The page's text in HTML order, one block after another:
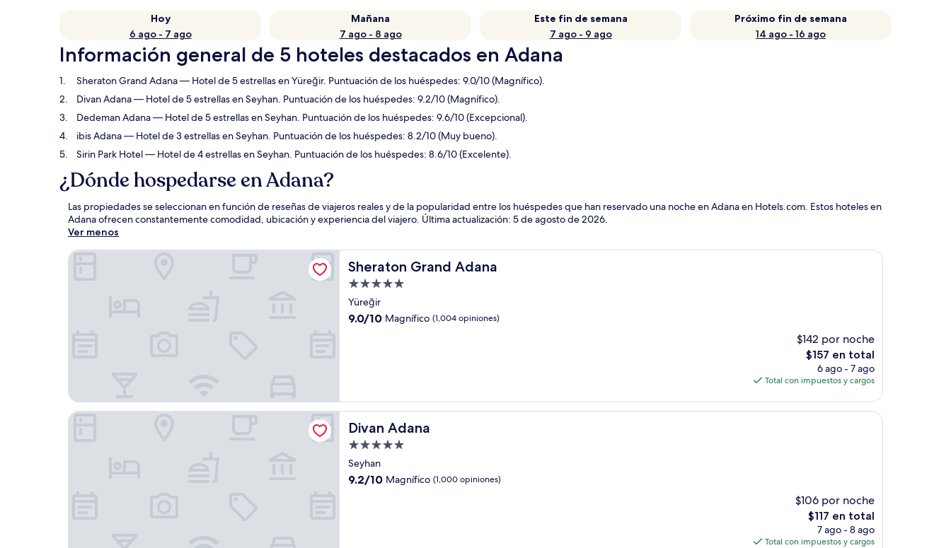
Hoy
6 ago - 7 ago
Mañana
7 ago - 8 ago
Este fin de semana
7 ago - 9 ago
Próximo fin de semana
14 ago - 16 ago
Información general de 5 hoteles destacados en Adana
Sheraton Grand Adana— Hotel de 5 estrellas en Yüreğir. Puntuación de los huéspedes: 9.0/10 (Magnífico).
Divan Adana— Hotel de 5 estrellas en Seyhan. Puntuación de los huéspedes: 9.2/10 (Magnífico).
Dedeman Adana— Hotel de 5 estrellas en Seyhan. Puntuación de los huéspedes: 9.6/10 (Excepcional).
ibis Adana— Hotel de 3 estrellas en Seyhan. Puntuación de los huéspedes: 8.2/10 (Muy bueno).
Sirin Park Hotel— Hotel de 4 estrellas en Seyhan. Puntuación de los huéspedes: 8.6/10 (Excelente).
¿Dónde hospedarse en Adana?
Las propiedades se seleccionan en función de reseñas de viajeros reales y de la popularidad entre los huéspedes que han reservado una noche en Adana en Hotels.com. Estos hoteles en
Adana ofrecen constantemente comodidad, ubicación y experiencia del viajero. Última actualización: 5 de agosto de 2026.
Ver menos
Sheraton Grand Adana
Sheraton Grand Adana
Propiedad
de
5.0
Yüreğir
9.0
9.0/10 Magnífico (1,004 opiniones)
$142 por noche
El
precio
actual
de
$157 en total
6 ago - 7 ago
Total con impuestos y cargos
Sheraton Grand Adana
Divan Adana
Divan Adana
Propiedad
de
5.0
Seyhan
9.2
9.2/10 Magnífico (1,000 opiniones)
$106 por noche
El
precio
actual
$117 en total
7 ago - 8 ago
Total con impuestos y cargos
Divan Adana